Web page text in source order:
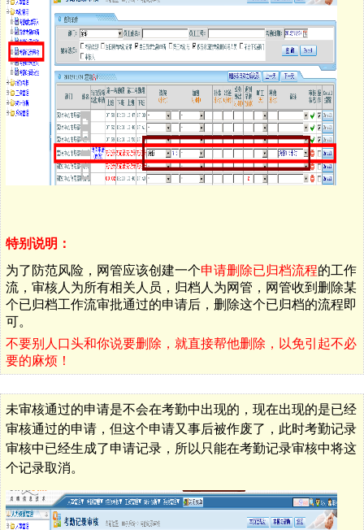
特别说明：
为了防范风险，网管应该创建一个申请删除已归档流程的工作
流，审核人为所有相关人员，归档人为网管，网管收到删除某
个已归档工作流审批通过的申请后，删除这个已归档的流程即
可。
不要别人口头和你说要删除，就直接帮他删除，以免引起不必
要的麻烦！
未审核通过的申请是不会在考勤中出现的，现在出现的是已经
审核通过的申请，但这个申请又事后被作废了，此时考勤记录
审核中已经生成了申请记录，所以只能在考勤记录审核中将这
个记录取消。